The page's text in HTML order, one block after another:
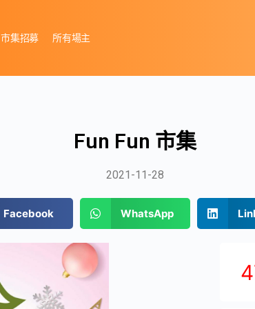
市集招募 所有場主
Fun Fun 市集
2021-11-28
Facebook WhatsApp